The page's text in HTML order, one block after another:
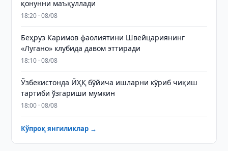
қонунни маъқуллади
18:20 · 08/08
Беҳруз Каримов фаолиятини Швейцариянинг
«Лугано» клубида давом эттиради
18:10 · 08/08
Ўзбекистонда ЙҲҚ бўйича ишларни кўриб чиқиш
тартиби ўзгариши мумкин
18:00 · 08/08
Кўпроқ янгиликлар →